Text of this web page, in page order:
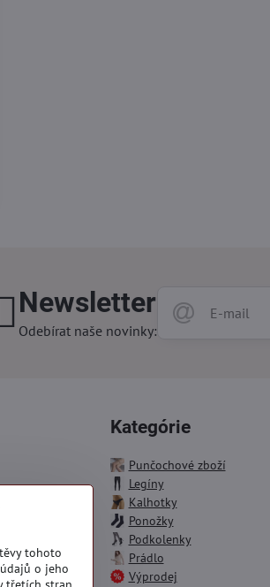
Newsletter
Odebírat naše novinky:
Kategórie
Punčochové zboží
Legíny
Kalhotky
Ponožky
Podkolenky
Prádlo
Výprodej
tohoto
o jeho